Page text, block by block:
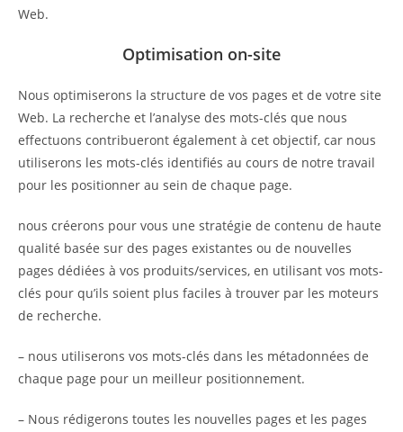
Web.
Optimisation on-site
Nous optimiserons la structure de vos pages et de votre site
Web. La recherche et l’analyse des mots-clés que nous
effectuons contribueront également à cet objectif, car nous
utiliserons les mots-clés identifiés au cours de notre travail
pour les positionner au sein de chaque page.
nous créerons pour vous une stratégie de contenu de haute
qualité basée sur des pages existantes ou de nouvelles
pages dédiées à vos produits/services, en utilisant vos mots-
clés pour qu’ils soient plus faciles à trouver par les moteurs
de recherche.
– nous utiliserons vos mots-clés dans les métadonnées de
chaque page pour un meilleur positionnement.
– Nous rédigerons toutes les nouvelles pages et les pages